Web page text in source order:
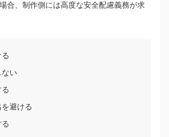
合、制作側には高度な安全配慮義務が求
ない
避ける